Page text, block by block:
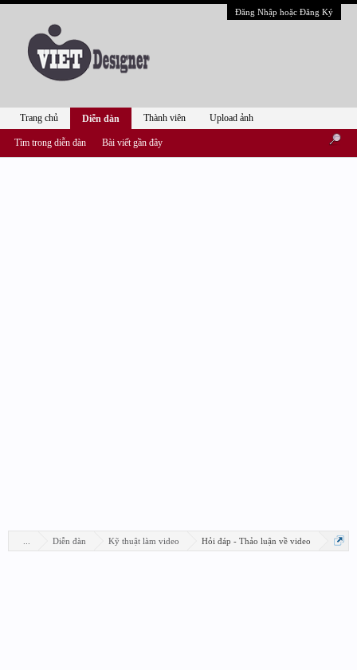
Đăng Nhập hoặc Đăng Ký
Diễn đàn Kỹ thuật làm video Hỏi đáp - Thảo luận về video
Trang chủ Diễn đàn
Tìm trong diễn đàn Bài viết gần đây
Thành viên Upload ảnh